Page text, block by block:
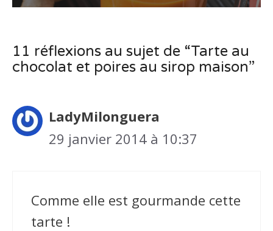
11 réflexions au sujet de “Tarte au
chocolat et poires au sirop maison”
LadyMilonguera
29 janvier 2014 à 10:37
Comme elle est gourmande cette
tarte !